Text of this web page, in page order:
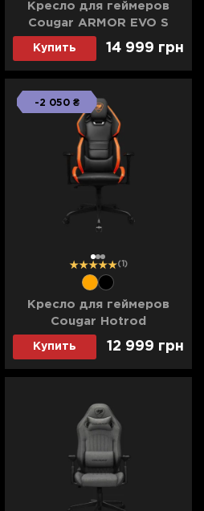
Кресло для геймеров
Cougar ARMOR EVO S
Gold (Black) (UA)
Купить 14 999 грн
12 3
-2 050 ₴
(1)
Кресло для геймеров
Cougar Hotrod
(Black/Orange) (UA)
Купить 12 999 грн